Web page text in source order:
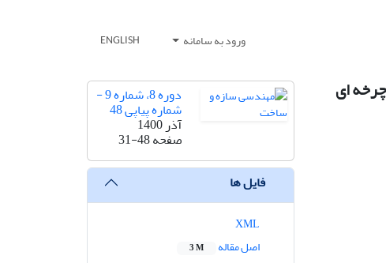
ورود به سامانه ENGLISH
ای دوره 8، شماره 9 -
شماره پیاپی 48
آذر 1400
صفحه31-48
فایل ها
اصل مقاله
3 M